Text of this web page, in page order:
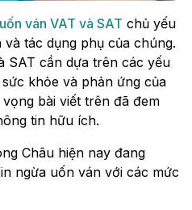
ván VAT và SAT chủ yếu
tác dụng phụ của chúng.
SAT cần dựa trên các yếu
khỏe và phản ứng của
bài viết trên đã đem
tin hữu ích.
Châu hiện nay đang
ngừa uốn ván với các mức